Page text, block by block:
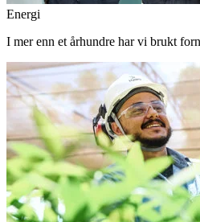
Energi
I mer enn et århundre har vi brukt